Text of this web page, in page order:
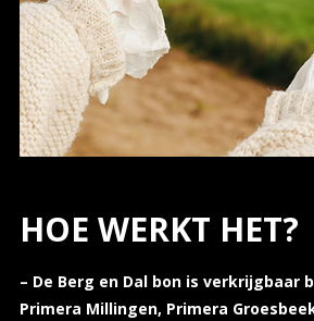
HOE WERKT HET?
– De Berg en Dal bon is verkrijgbaar
Primera Millingen, Primera